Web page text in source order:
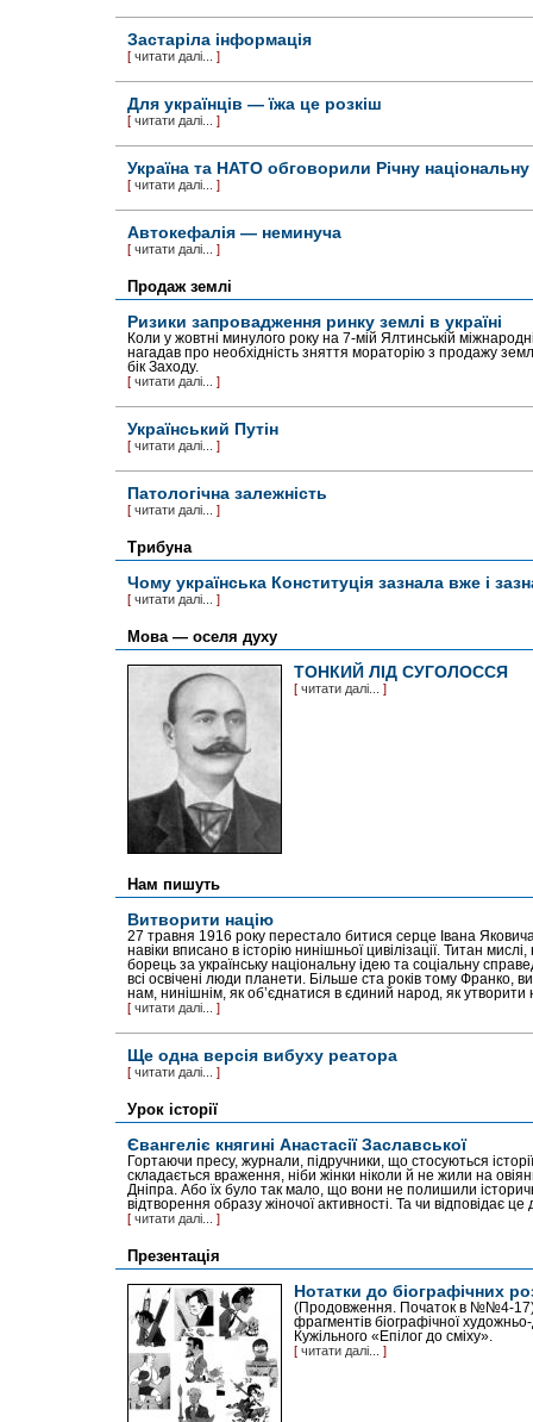
Застаріла інформація
[ читати далі... ]
Для українців — їжа це розкіш
[ читати далі... ]
Україна та НАТО обговорили Річну національну
[ читати далі... ]
Автокефалія — неминуча
[ читати далі... ]
Продаж землі
Ризики запровадження ринку землі в україні
Коли у жовтні минулого року на 7-мій Ялтинській
нагадав про необхідність зняття мораторію з продажу
бік Заходу.
[ читати далі... ]
Український Путін
[ читати далі... ]
Патологічна залежність
[ читати далі... ]
Трибуна
Чому українська Конституція зазнала вже і
[ читати далі... ]
Мова — оселя духу
ТОНКИЙ ЛІД СУГОЛОССЯ
[ читати далі... ]
Нам пишуть
Витворити націю
27 травня 1916 року перестало битися серце Івана
навіки вписано в історію нинішньої цивілізації. Титан
борець за українську національну ідею та соціальну
всі освічені люди планети. Більше ста років тому Франко,
нам, нинішнім, як об’єднатися в єдиний народ, як утворити
[ читати далі... ]
Ще одна версія вибуху реатора
[ читати далі... ]
Урок історії
Євангеліє княгині Анастасії Заславської
Гортаючи пресу, журнали, підручники, що стосуються
складається враження, ніби жінки ніколи й не жили на
Дніпра. Або їх було так мало, що вони не полишили
відтворення образу жіночої активності. Та чи відповідає це
[ читати далі... ]
Презентація
Нотатки до біографічних
(Продовження. Початок в №№4-17)
фрагментів біографічної
Кужільного «Епілог до сміху».
[ читати далі... ]